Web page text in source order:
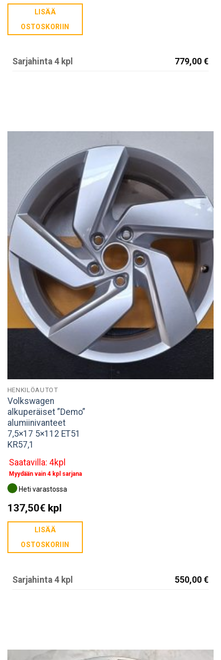
LISÄÄ
OSTOSKORIIN
Sarjahinta 4 kpl 779,00 €
HENKILÖAUTOT
Volkswagen
alkuperäiset ”Demo”
alumiinivanteet
7,5×17 5×112 ET51
KR57,1
Saatavilla: 4kpl
Myydään vain 4 kpl sarjana
Heti varastossa
137,50€kpl
LISÄÄ
OSTOSKORIIN
Sarjahinta 4 kpl 550,00 €